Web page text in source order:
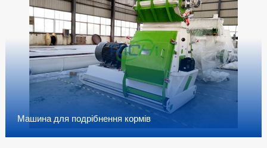
Машина для подрібнення кормів